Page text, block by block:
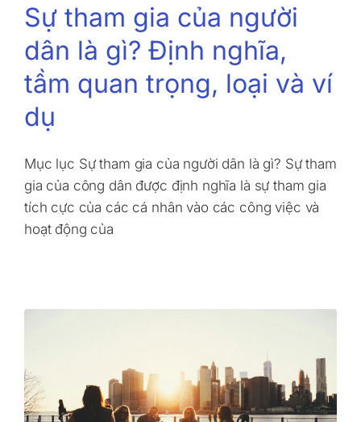
Sự tham gia của người
dân là gì? Định nghĩa,
tầm quan trọng, loại và ví
dụ
Mục lục Sự tham gia của người dân là gì? Sự tham
gia của công dân được định nghĩa là sự tham gia
tích cực của các cá nhân vào các công việc và
hoạt động của